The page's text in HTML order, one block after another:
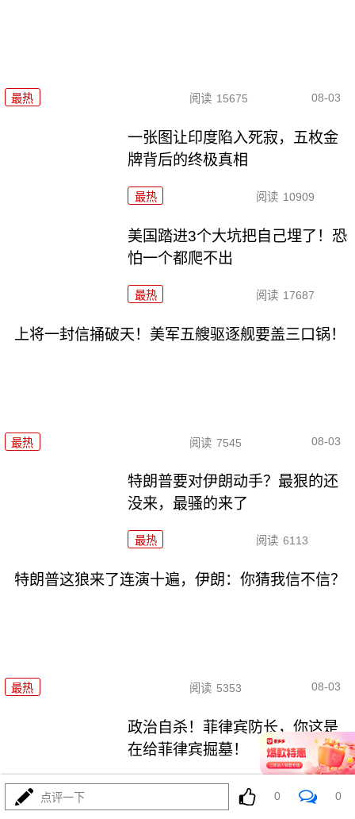
最热 阅读 15675 08-03
一张图让印度陷入死寂，五枚金
牌背后的终极真相
最热 阅读 10909
美国踏进3个大坑把自己埋了！恐
怕一个都爬不出
最热 阅读 17687
上将一封信捅破天！美军五艘驱逐舰要盖三口锅！
最热 阅读 7545 08-03
特朗普要对伊朗动手？最狠的还
没来，最骚的来了
最热 阅读 6113
特朗普这狼来了连演十遍，伊朗：你猜我信不信？
最热 阅读 5353 08-03
政治自杀！菲律宾防长，你这是
在给菲律宾掘墓！
最热
点评一下 0 0